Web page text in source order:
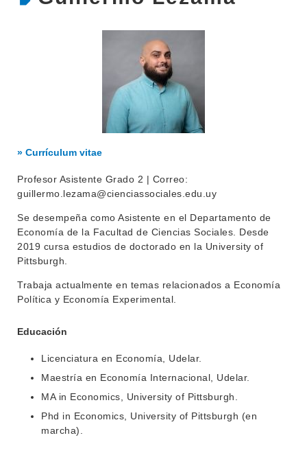
DEPARTAMENTOS
EVA FCS
» Currículum vitae
Profesor Asistente Grado 2 | Correo:
guillermo.lezama@cienciassociales.edu.uy
Se desempeña como Asistente en el Departamento de
Economía de la Facultad de Ciencias Sociales. Desde
2019 cursa estudios de doctorado en la University of
Pittsburgh.
Trabaja actualmente en temas relacionados a Economía
Política y Economía Experimental.
Educación
Licenciatura en Economía, Udelar.
Maestría en Economía Internacional, Udelar.
MA in Economics, University of Pittsburgh.
Phd in Economics, University of Pittsburgh (en
marcha).